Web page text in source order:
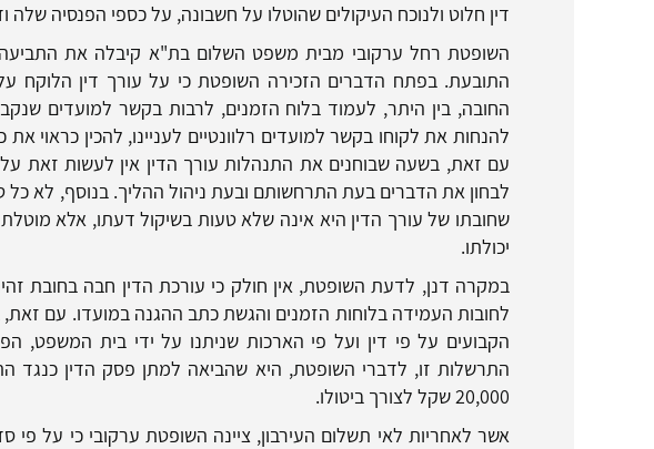
דין חלוט ולנוכח העיקולים שהוטלו על חשבונה, על כספי הפנסיה שלה
השופטת רחל ערקובי מבית משפט השלום בת"א קיבלה את התביעה
התובעת. בפתח הדברים הזכירה השופטת כי על עורך דין הלוקח
החובה, בין היתר, לעמוד בלוח הזמנים, לרבות בקשר למועדים
להנחות את לקוחו בקשר למועדים רלוונטיים לעניינו, להכין כראוי
עם זאת, בשעה שבוחנים את התנהלות עורך הדין אין לעשות זאת
לבחון את הדברים בעת התרחשותם ובעת ניהול ההליך. בנוסף, לא
שחובתו של עורך הדין היא אינה שלא טעות בשיקול דעתו, אלא
יכולתו.
במקרה דנן, לדעת השופטת, אין חולק כי עורכת הדין חבה בחובת
לחובות העמידה בלוחות הזמנים והגשת כתב ההגנה במועדו. עם
הקבועים על פי דין ועל פי הארכות שניתנו על ידי בית המשפט,
התרשלות זו, לדברי השופטת, היא שהביאה למתן פסק הדין כנגד
20,000 שקל לצורך ביטולו.
אשר לאחריות לאי תשלום העירבון, ציינה השופטת ערקובי כי על